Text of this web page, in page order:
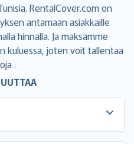
RentalCover.com on
antamaan asiakkaille
hinnalla. Ja maksamme
kuluessa, joten voit tallentaa
.